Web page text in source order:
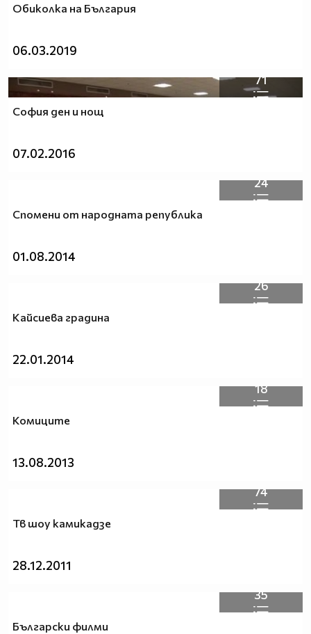
Обиколка на България
06.03.2019
71
София ден и нощ
07.02.2016
24
Спомени от народната република
01.08.2014
26
Кайсиева градина
22.01.2014
18
Комиците
13.08.2013
74
Тв шоу камикадзе
28.12.2011
35
Български филми